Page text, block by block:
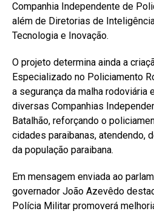
Companhia Independente de
além de Diretorias de
Tecnologia e Inovação.
O projeto determina ainda a
Especializado no Policiamento
a segurança da malha rodoviária
diversas Companhias
Batalhão, reforçando o
cidades paraibanas, atendendo,
da população paraibana.
Em mensagem enviada ao
governador João Azevêdo
Polícia Militar promoverá